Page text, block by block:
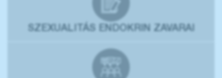
SZEXUALITÁS ENDOKRIN ZAVARAI